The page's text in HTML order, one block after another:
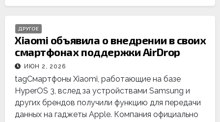
ДРУГОЕ
Xiaomi объявила о внедрении в своих
смартфонах поддержки AirDrop
ИЮН 2, 2026
tagСмартфоны Xiaomi, работающие на базе
HyperOS 3, вслед за устройствами Samsung и
других брендов получили функцию для передачи
данных на гаджеты Apple. Компания официально